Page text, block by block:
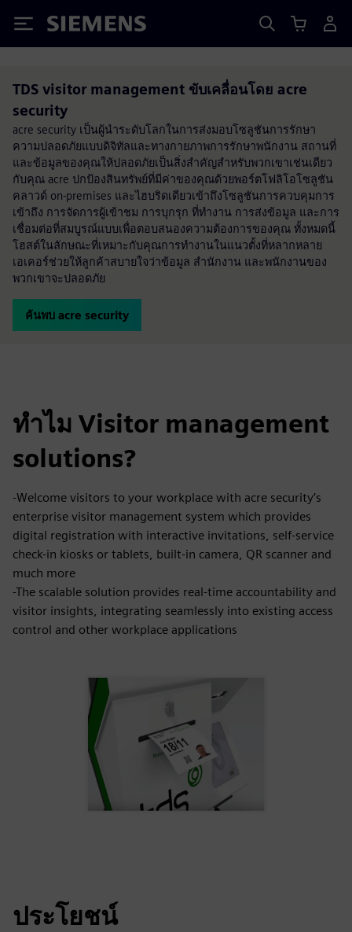
Siemens
TDS visitor management ขับเคลื่อนโดย acre
security
acre security เป็นผู้นำระดับโลกในการส่งมอบโซลูชันการรักษา
ความปลอดภัยแบบดิจิทัลและทางกายภาพการรักษาพนักงาน สถานที่
และข้อมูลของคุณให้ปลอดภัยเป็นสิ่งสำคัญสำหรับพวกเขาเช่นเดียว
กับคุณ acre ปกป้องสินทรัพย์ที่มีค่าของคุณด้วยพอร์ตโฟลิโอโซลูชัน
คลาวด์ on-premises และไฮบริดเดียวเข้าถึงโซลูชันการควบคุมการ
เข้าถึง การจัดการผู้เข้าชม การบุกรุก ที่ทำงาน การส่งข้อมูล และการ
เชื่อมต่อที่สมบูรณ์แบบเพื่อตอบสนองความต้องการของคุณ ทั้งหมดนี้
โฮสต์ในลักษณะที่เหมาะกับคุณการทำงานในแนวตั้งที่หลากหลาย
เอเคอร์ช่วยให้ลูกค้าสบายใจว่าข้อมูล สำนักงาน และพนักงานของ
พวกเขาจะปลอดภัย
ค้นพบ acre security
ทำไม Visitor management
solutions?
-Welcome visitors to your workplace with acre security’s
enterprise visitor management system which provides
digital registration with interactive invitations, self-service
check-in kiosks or tablets, built-in camera, QR scanner and
much more
-The scalable solution provides real-time accountability and
visitor insights, integrating seamlessly into existing access
control and other workplace applications
ประโยชน์